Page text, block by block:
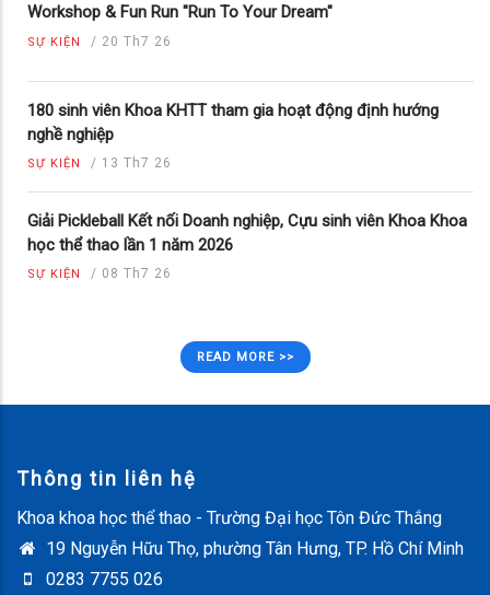
Workshop & Fun Run "Run To Your Dream"
SỰ KIỆN / 20 Th7 26
180 sinh viên Khoa KHTT tham gia hoạt động định hướng
nghề nghiệp
SỰ KIỆN / 13 Th7 26
Giải Pickleball Kết nối Doanh nghiệp, Cựu sinh viên Khoa Khoa
học thể thao lần 1 năm 2026
SỰ KIỆN / 08 Th7 26
READ MORE >>
Thông tin liên hệ
Khoa khoa học thể thao - Trường Đại học Tôn Đức Thắng
19 Nguyễn Hữu Thọ, phường Tân Hưng, TP. Hồ Chí Minh
0283 7755 026